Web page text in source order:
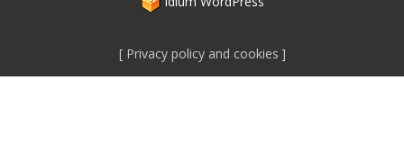
Privacy policy and cookies